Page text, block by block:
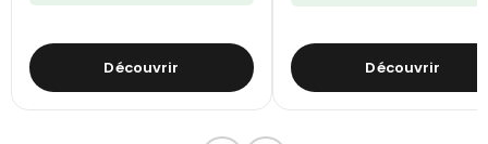
Découvrir Découvrir